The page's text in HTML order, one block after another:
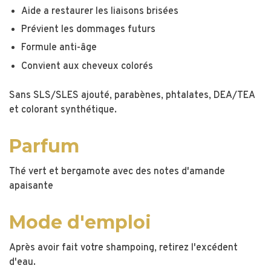
Aide a restaurer les liaisons brisées
Prévient les dommages futurs
Formule anti-âge
Convient aux cheveux colorés
Sans SLS/SLES ajouté, parabènes, phtalates, DEA/TEA
et colorant synthétique.
Parfum
Thé vert et bergamote avec des notes d'amande
apaisante
Mode d'emploi
Après avoir fait votre shampoing, retirez l'excédent
d'eau.